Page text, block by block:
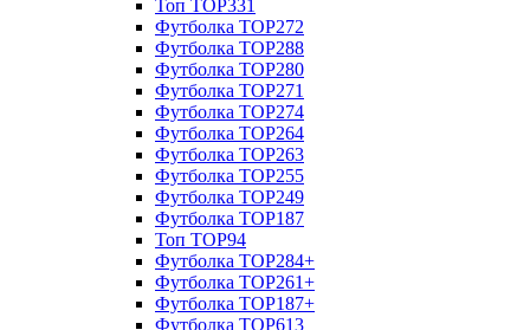
Топ TOP331
Футболка TOP272
Футболка TOP288
Футболка TOP280
Футболка TOP271
Футболка TOP274
Футболка TOP264
Футболка TOP263
Футболка TOP255
Футболка TOP249
Футболка TOP187
Топ TOP94
Футболка TOP284+
Футболка TOP261+
Футболка TOP187+
Футболка TOP613